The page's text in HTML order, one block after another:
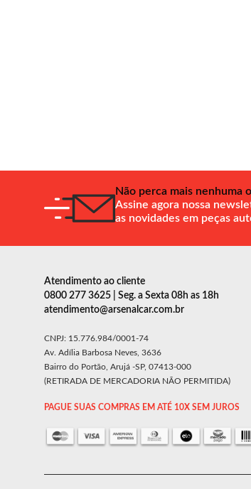
Não perca mais nenhuma
Assine agora nossa
as novidades em peças
Atendimento ao cliente
0800 277 3625 | Seg. a Sexta 08h as 18h
atendimento@arsenalcar.com.br
CNPJ: 15.776.984/0001-74
Av. Adília Barbosa Neves, 3636
Bairro do Portão, Arujá -SP, 07413-000
(RETIRADA DE MERCADORIA NÃO PERMITIDA)
PAGUE SUAS COMPRAS EM ATÉ 10X SEM JUROS